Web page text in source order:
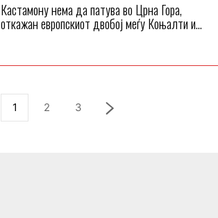
Кастамону нема да патува во Црна Гора,
откажан европскиот двобој меѓу Коњалти и...
1 2 3